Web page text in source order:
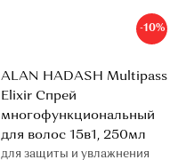
-10%
ALAN HADASH Multipass
Elixir Спрей
многофункциональный
для волос 15в1, 250мл
для защиты и увлажнения